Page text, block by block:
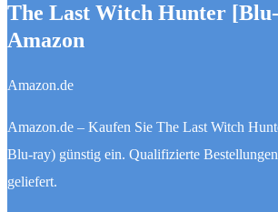
The Last Witch Hunter
Amazon
Amazon.de
Amazon.de – Kaufen Sie The Last Witch
Blu-ray) günstig ein. Qualifizierte
geliefert.